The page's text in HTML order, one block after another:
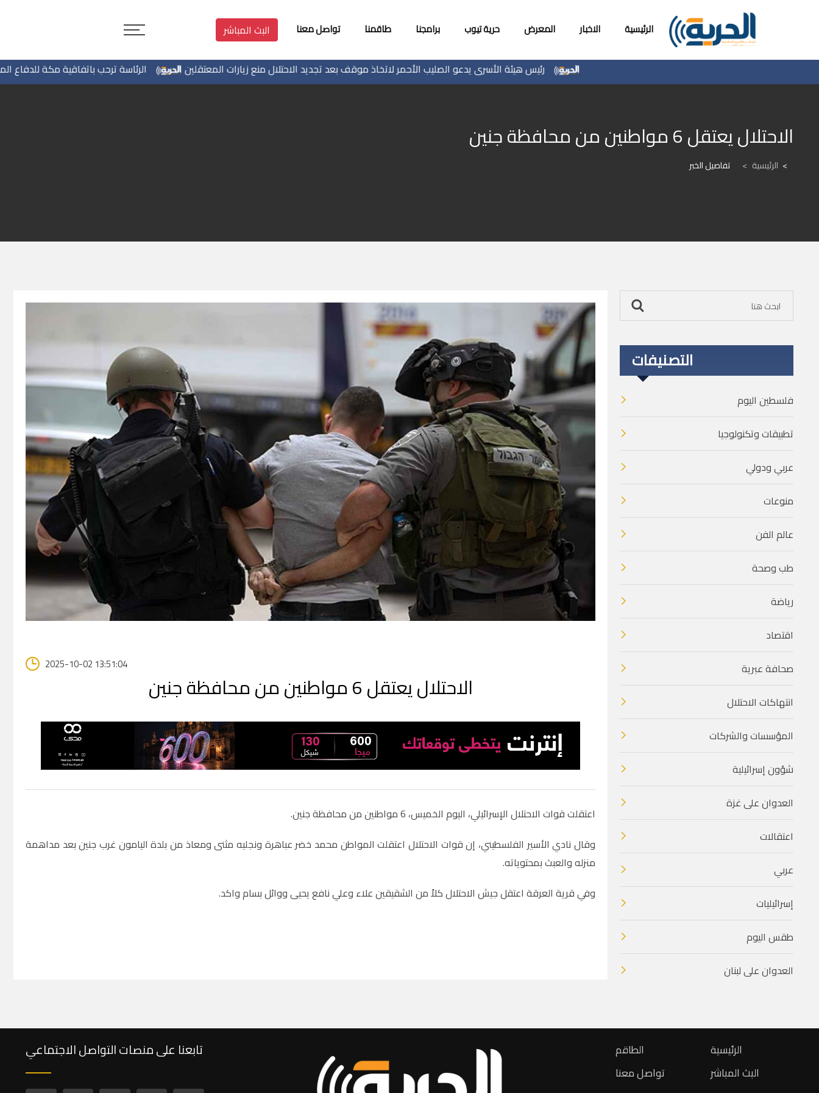
الرئيسية الاخبار المعرض حرية تيوب برامجنا طاقمنا تواصل معنا البث المباشر
الرئاسة ترحب باتفاقية مكة للدفاع رئيس هيئة الأسرى يدعو الصليب الأحمر لاتخاذ موقف بعد تجديد الاحتلال منع زيارات المعتقلين
الاحتلال يعتقل 6 مواطنين من محافظة جنين
الرئيسية > تفاصيل الخبر
2025-10-02 13:51:04
الاحتلال يعتقل 6 مواطنين من محافظة جنين
اعتقلت قوات الاحتلال الإسرائيلي، اليوم الخميس، 6 مواطنين من محافظة جنين.
وقال نادي الأسير الفلسطيني، إن قوات الاحتلال اعتقلت المواطن محمد خضر عباهرة ونجليه مثنى ومعاذ من بلدة اليامون غرب جنين بعد مداهمة
منزله والعبث بمحتوياته.
وفي قرية العرقة اعتقل جيش الاحتلال كلاً من الشقيقين علاء وعلي نافع يحيى ووائل بسام واكد.
التصنيفات
فلسطين اليوم
تطبيقات وتكنولوجيا
عربي ودولي
منوعات
عالم الفن
طب وصحة
رياضة
اقتصاد
صحافة عبرية
انتهاكات الاحتلال
المؤسسات والشركات
شؤون إسرائيلية
العدوان على غزة
اعتقالات
عربي
إسرائيليات
طقس اليوم
العدوان على لبنان
تابعنا على منصات التواصل الاجتماعي
الطاقم
تواصل معنا
الرئيسية
البث المباشر